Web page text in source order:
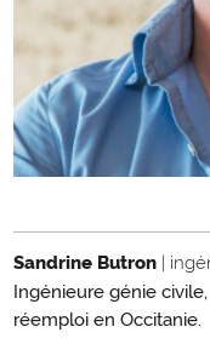
Sandrine Butron |
Ingénieure génie
réemploi en Occitanie.